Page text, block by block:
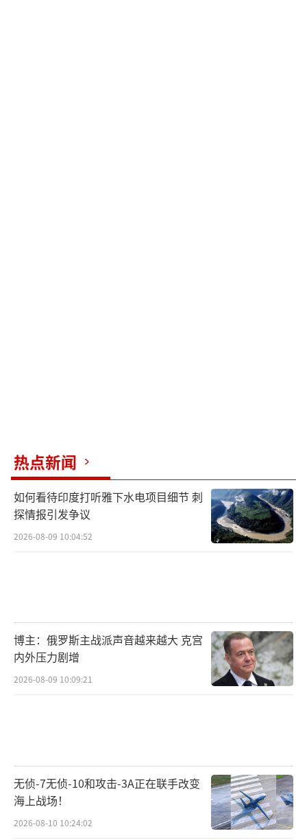
热点新闻
如何看待印度打听雅下水电项目细节 刺
探情报引发争议
2026-08-09 10:04:52
博主：俄罗斯主战派声音越来越大 克宫
内外压力剧增
2026-08-09 10:09:21
无侦-7无侦-10和攻击-3A正在联手改变
海上战场！
2026-08-10 10:24:02